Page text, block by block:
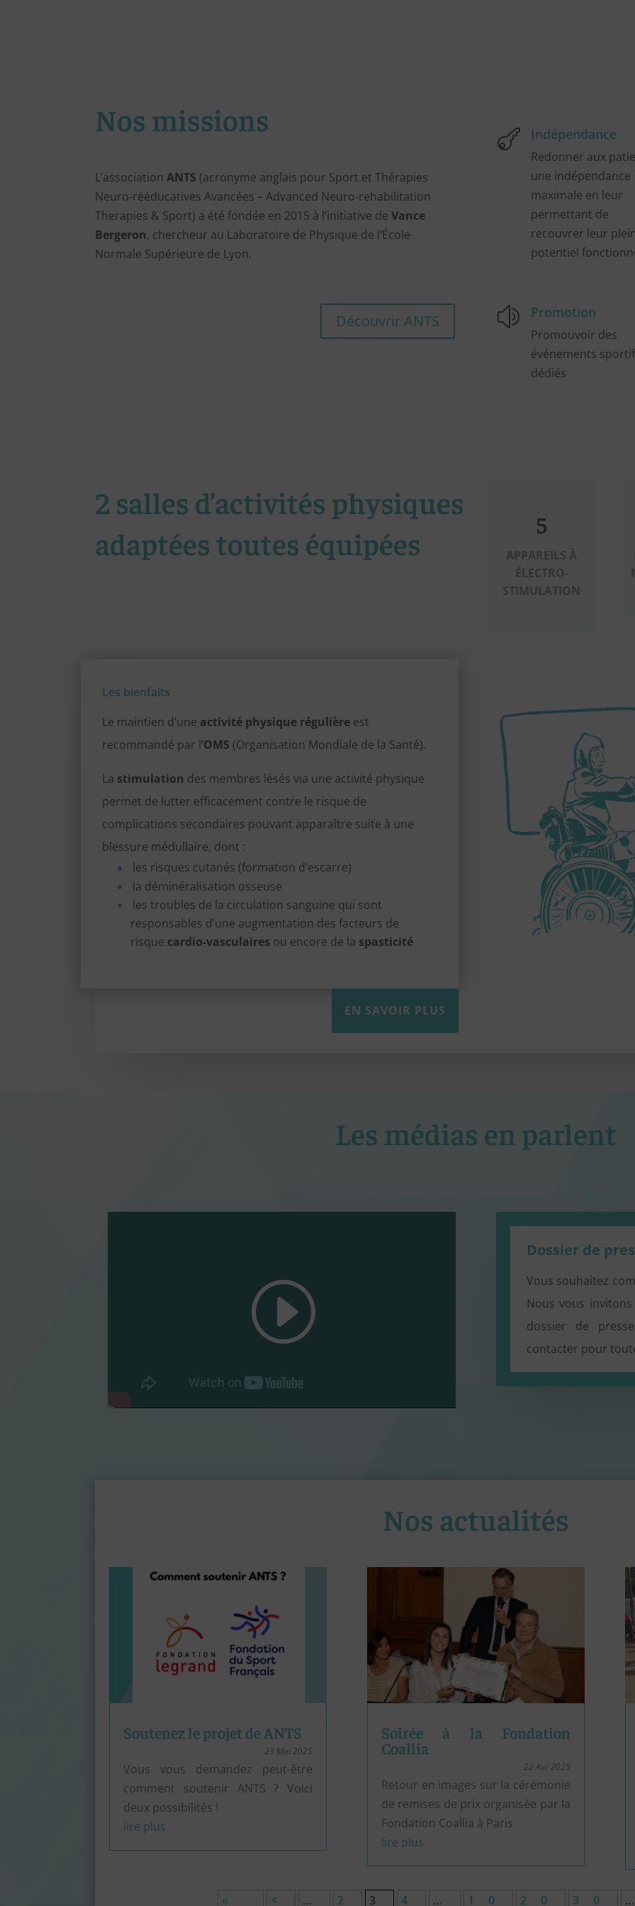
Nos missions
L’associationANTS (acronyme anglais pour Sport et Thérapies
Neuro-rééducatives Avancées – Advanced Neuro-rehabilitation
Therapies & Sport) a été fondée en 2015 à l’initiative deVance
Bergeron, chercheur au Laboratoire de Physique de l’École
Normale Supérieure de Lyon.
Découvrir ANTS
 Indépendance
Redonner aux
une indépendance
maximale en leur
permettant de
recouvrer leur
potentiel
z Promotion
Promouvoir des
événements
dédiés
2 salles d’activités physiques
adaptées toutes équipées
5
APPAREILS À
ÉLECTRO-
STIMULATION
Les bienfaits
Le maintien d’une activité physique régulière est
recommandé par l’OMS (Organisation Mondiale de la Santé).
La stimulation des membres lésés via une activité physique
permet de lutter efficacement contre le risque de
complications secondaires pouvant apparaître suite à une
blessure médullaire, dont :
les risques cutanés (formation d’escarre)
la déminéralisation osseuse
les troubles de la circulation sanguine qui sont
responsables d’une augmentation des facteurs de
risque cardio-vasculaires ou encore de la spasticité
EN SAVOIR PLUS
Les médias en parlent
Dossier de
Vous souhaitez
Nous vous
dossier de
contacter pour
Nos actualités
Soutenez le projet de ANTS
23 Mai 2025
Vous vous demandez peut-être
comment soutenir ANTS ? Voici
deux possibilités !
lire plus
Soirée à la Fondation
Coallia
22 Avr 2025
Retour en images sur la cérémonie
de remises de prix organisée par la
Fondation Coallia à Paris
lire plus
« < … 2 3 4 … 10 20 30